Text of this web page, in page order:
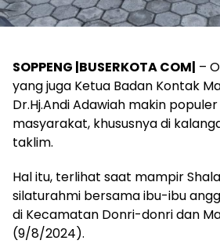
SOPPENG |BUSERKOTA COM| –
yang juga Ketua Badan Kontak
Dr.Hj.Andi Adawiah makin
masyarakat, khususnya di
taklim.
Hal itu, terlihat saat mampir
silaturahmi bersama ibu-ibu
di Kecamatan Donri-donri dan
(9/8/2024).